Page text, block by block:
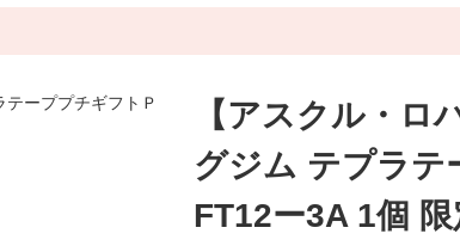
【アスクル・ロ
グジム テプラテ
FT12ー3A 1個 限